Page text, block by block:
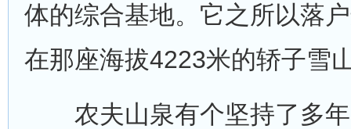
体的综合基地。它之所以落
在那座海拔4223米的轿子雪
农夫山泉有个坚持了多年